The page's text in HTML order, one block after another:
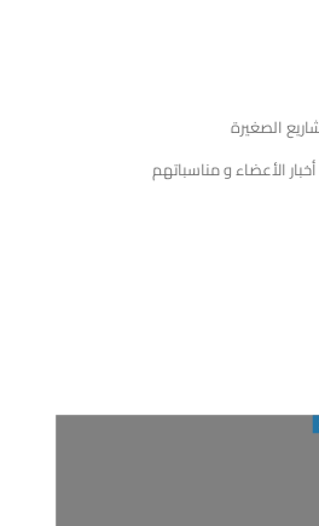
الصغيرة
الأعضاء و مناسباتهم